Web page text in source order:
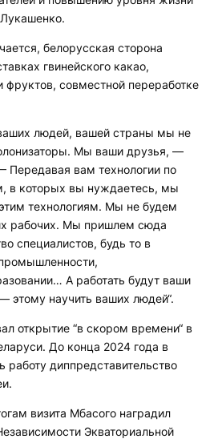
белорусская сторона
гвинейского какао,
фруктов, совместной переработке
людей, вашей страны мы не
Мы ваши друзья, —
Передавая вам технологии по
в которых вы нуждаетесь, мы
технологиям. Мы не будем
рабочих. Мы пришлем сюда
специалистов, будь то в
А работать будут ваши
этому научить ваших людей“.
открытие “в скором времени“ в
До конца 2024 года в
работу диппредставительство
визита Мбасого наградил
Экваториальной